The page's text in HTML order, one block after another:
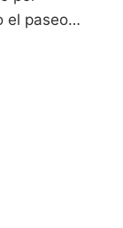
el paseo…